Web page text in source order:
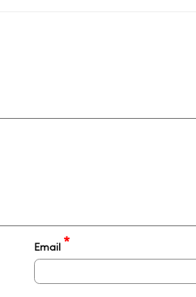
Email *